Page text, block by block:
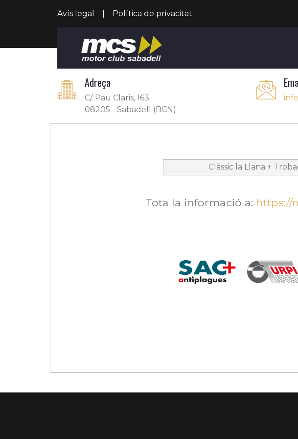
Avís legal Política de privacitat
Adreça
C/. Pau Claris, 163
08205 - Sabadell (BCN)
Clàssic la Llana +
Tota la informació a: https://